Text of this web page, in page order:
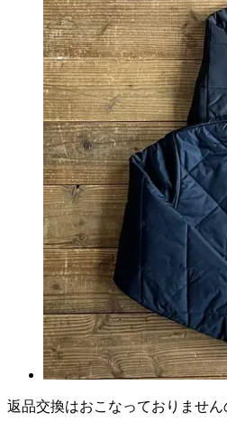
返品交換はおこなっておりません